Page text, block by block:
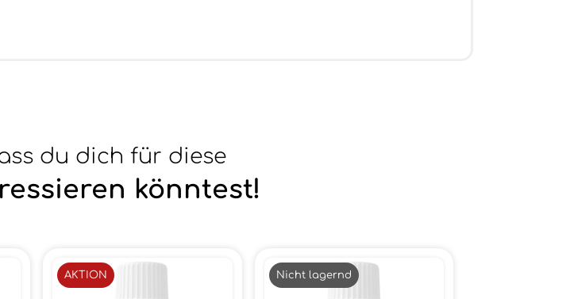
du dich für diese
könntest!
AKTION Nicht lagernd